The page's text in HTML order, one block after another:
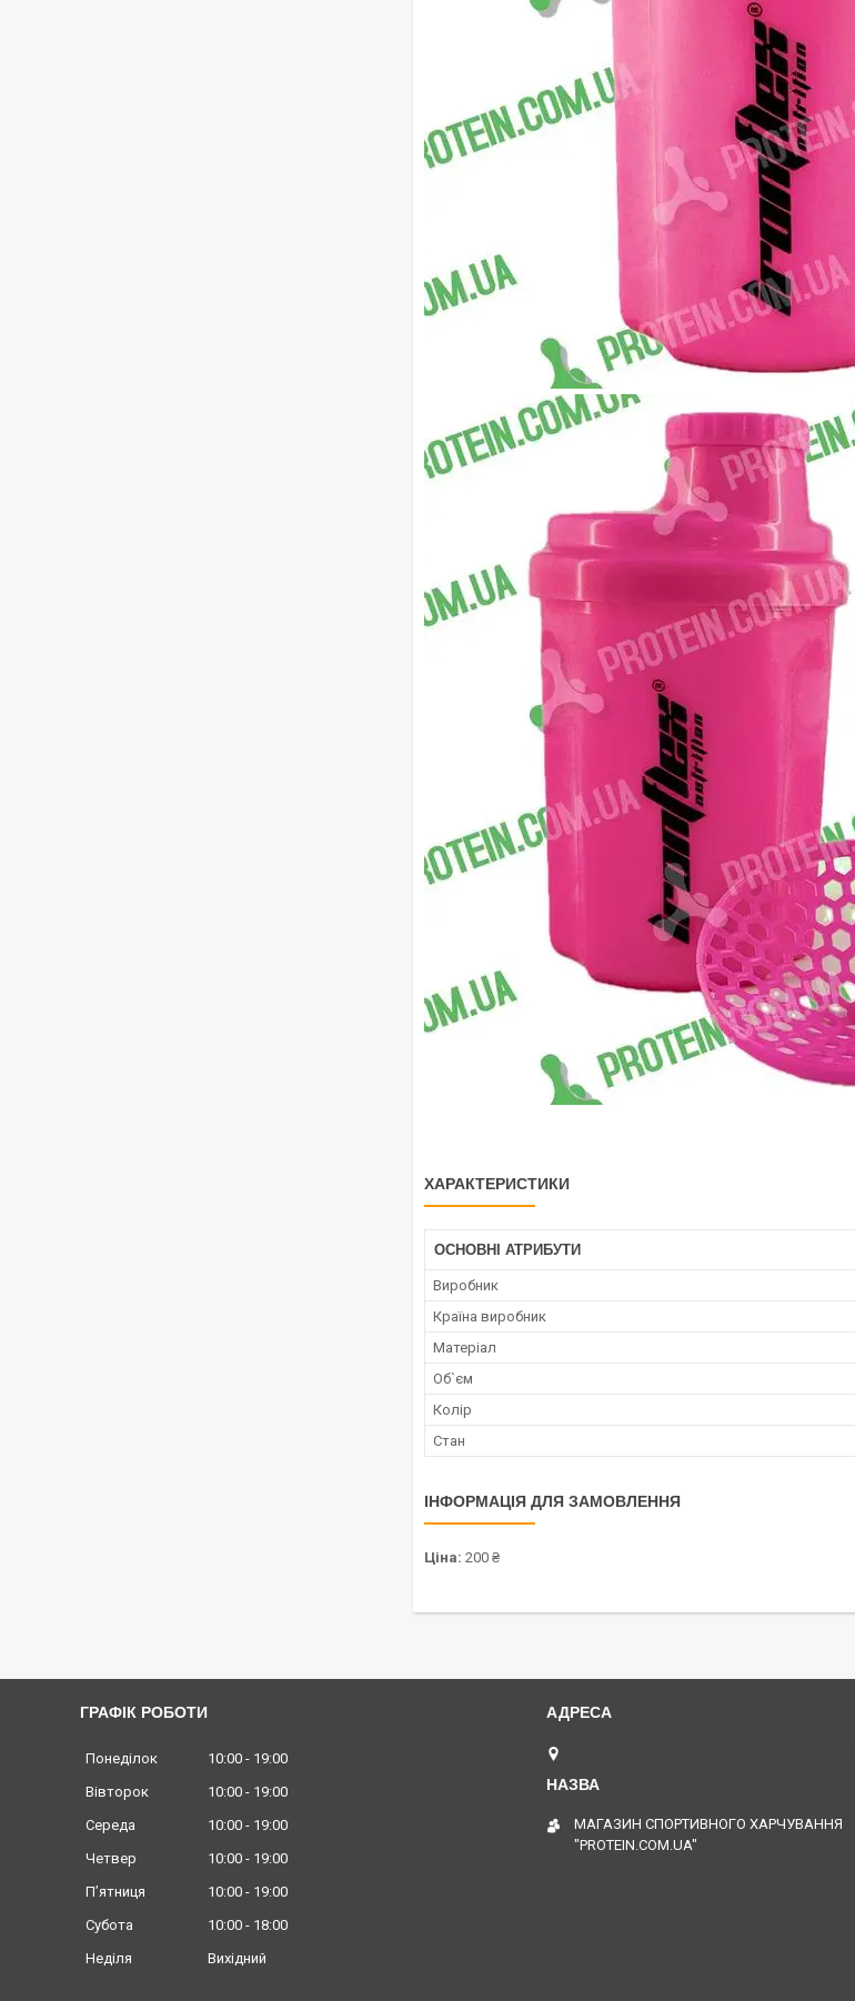
ХАРАКТЕРИСТИКИ
ОСНОВНІ АТРИБУТИ
Виробник
Країна виробник
Матеріал
Об`єм
Колір
Стан
ІНФОРМАЦІЯ ДЛЯ ЗАМОВЛЕННЯ
Ціна: 200 ₴
ГРАФІК РОБОТИ
Понеділок 10:00
19:00
Вівторок
10:00
19:00
Середа
10:00
19:00
Четвер
10:00
19:00
Пʼятниця
10:00
19:00
Субота
10:00
18:00
Неділя
Вихідний
МАГАЗИН СПОРТИВНОГО ХАРЧУВАННЯ
"PROTEIN.COM.UA"